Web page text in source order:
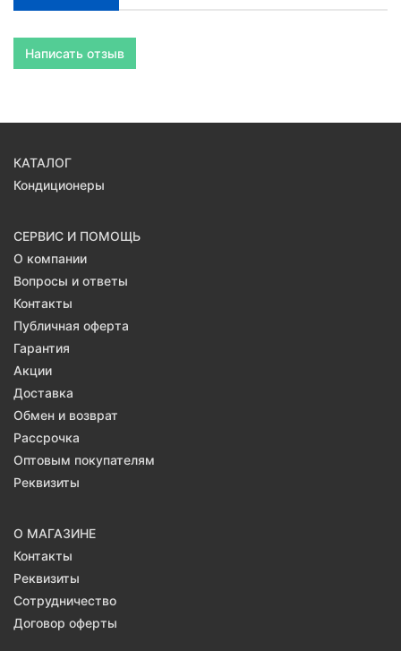
Написать отзыв
КАТАЛОГ
Кондиционеры
СЕРВИС И ПОМОЩЬ
О компании
Вопросы и ответы
Контакты
Публичная оферта
Гарантия
Акции
Доставка
Обмен и возврат
Рассрочка
Оптовым покупателям
Реквизиты
О МАГАЗИНЕ
Контакты
Реквизиты
Сотрудничество
Договор оферты